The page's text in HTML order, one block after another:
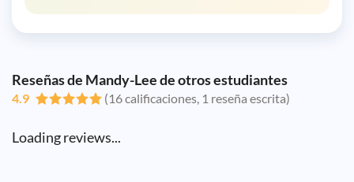
Reseñas de Mandy-Lee de otros estudiantes
4.9 (16 calificaciones, 1 reseña escrita)
Loading reviews...